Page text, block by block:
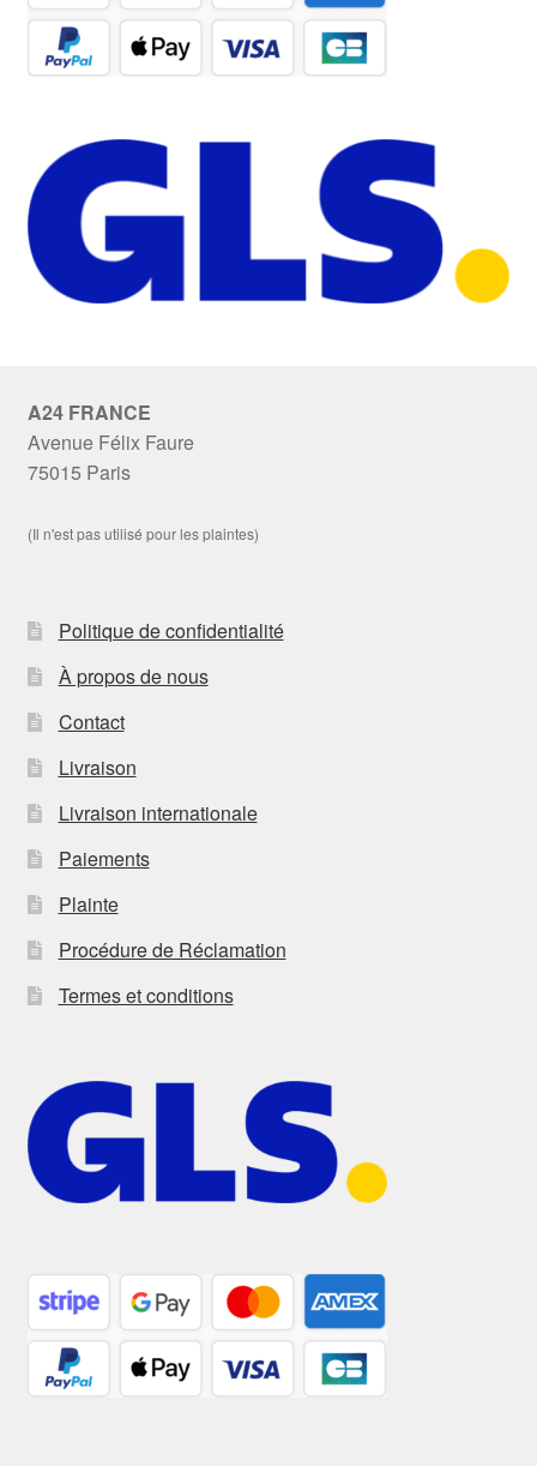
A24 FRANCE
Avenue Félix Faure
75015 Paris
(Il n'est pas utilisé pour les plaintes)
Politique de confidentialité
À propos de nous
Contact
Livraison
Livraison internationale
Paiements
Plainte
Procédure de Réclamation
Termes et conditions